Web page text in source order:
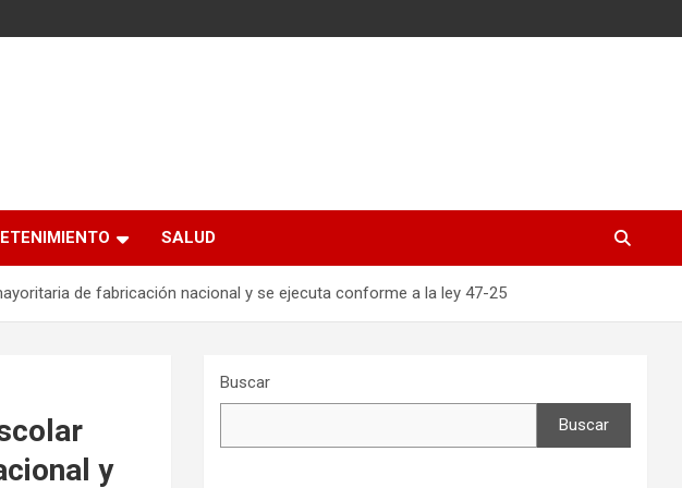
SALUD
de fabricación nacional y se ejecuta conforme a la ley 47-25
y
Buscar
Buscar